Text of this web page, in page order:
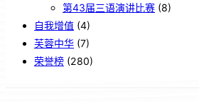
第43届三语演讲比赛 (8)
自我增值 (4)
芙蓉中华 (7)
荣誉榜 (280)